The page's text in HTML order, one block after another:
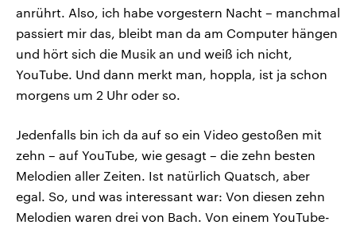
anrührt. Also, ich habe vorgestern Nacht – manchmal
passiert mir das, bleibt man da am Computer hängen
und hört sich die Musik an und weiß ich nicht,
YouTube. Und dann merkt man, hoppla, ist ja schon
morgens um 2 Uhr oder so.
Jedenfalls bin ich da auf so ein Video gestoßen mit
zehn – auf YouTube, wie gesagt – die zehn besten
Melodien aller Zeiten. Ist natürlich Quatsch, aber
egal. So, und was interessant war: Von diesen zehn
Melodien waren drei von Bach. Von einem YouTube-